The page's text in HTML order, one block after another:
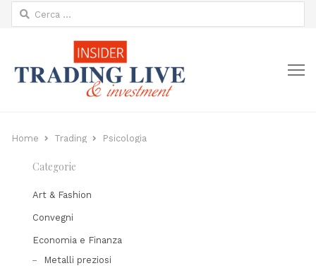
Ricerca
per:
Home Trading Psicologia
Categorie
Art & Fashion
Convegni
Economia e Finanza
Metalli preziosi